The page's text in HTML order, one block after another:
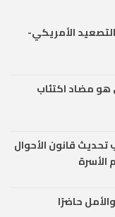
الأمريكي-
مضاد اكتئاب
تحديث قانون الأحوال
حاضرًا